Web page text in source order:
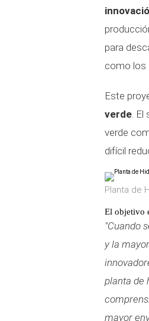
para
como los
Este
verde. El
verde
difícil
Planta de
El objetivo
"Cuando
y la
planta de
mayor